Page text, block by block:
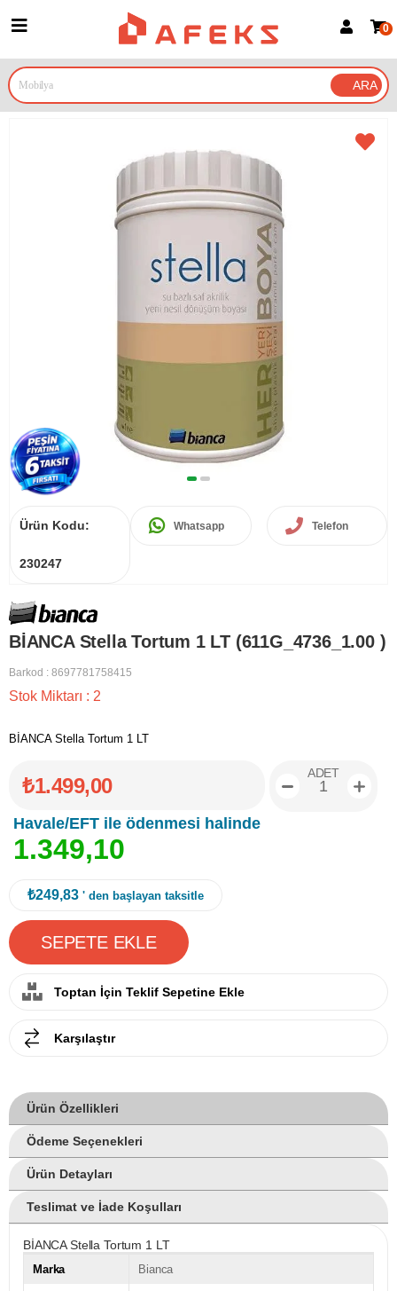
Google İle Bağlan
0
Ürün Kodu:
230247
Whatsapp Telefon
BİANCA Stella Tortum 1 LT (611G_4736_1.00 )
Barkod : 8697781758415
Stok Miktarı : 2
BİANCA Stella Tortum 1 LT
₺1.499,00
Havale/EFT ile ödenmesi halinde
1.349,10
ADET
₺249,83 ' den başlayan taksitle
Toptan İçin Teklif Sepetine Ekle
Karşılaştır
Ürün Özellikleri
Ödeme Seçenekleri
Ürün Detayları
Teslimat ve İade Koşulları
BİANCA Stella Tortum 1 LT
Marka Bianca